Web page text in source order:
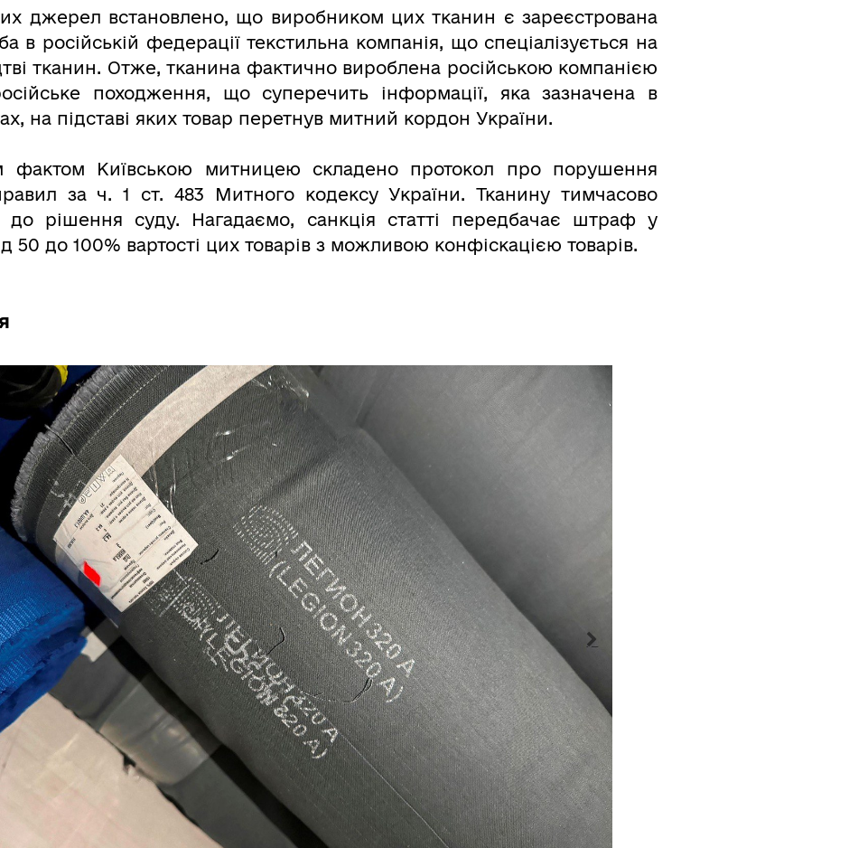
джерел встановлено, що виробником цих тканин є зареєстрована
в російській федерації текстильна компанія, що спеціалізується на
тканин. Отже, тканина фактично вироблена російською компанією
походження, що суперечить інформації, яка зазначена в
на підставі яких товар перетнув митний кордон України.
фактом Київською митницею складено протокол про порушення
за ч. 1 ст. 483 Митного кодексу України. Тканину тимчасово
до рішення суду. Нагадаємо, санкція статті передбачає штраф у
50 до 100% вартості цих товарів з можливою конфіскацією товарів.